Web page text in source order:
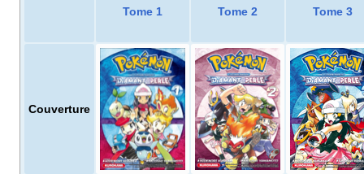
Tome 1 Tome 2 Tome 3
Couverture